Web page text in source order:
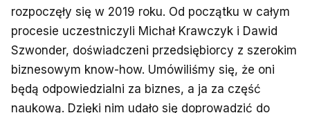
rozpoczęły się w 2019 roku. Od początku w całym
procesie uczestniczyli Michał Krawczyk i Dawid
Szwonder, doświadczeni przedsiębiorcy z szerokim
biznesowym know-how. Umówiliśmy się, że oni
będą odpowiedzialni za biznes, a ja za część
naukową. Dzięki nim udało się doprowadzić do